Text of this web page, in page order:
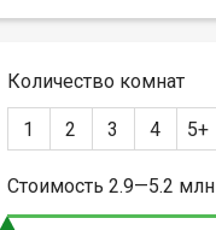
Количество комнат
1 2 3 4 5+
Стоимость 2.9—5.2 млн